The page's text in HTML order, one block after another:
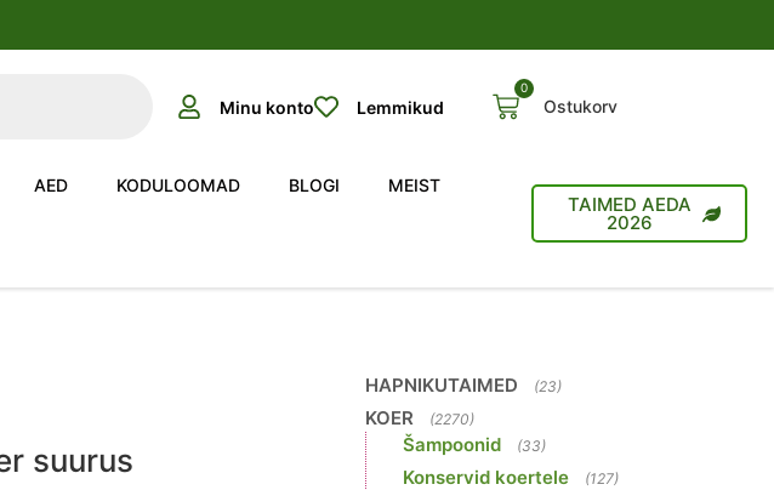
Minu konto Lemmikud
0
Ostukorv
AED KODULOOMAD BLOGI MEIST
TAIMED AEDA
2026
suurus
HAPNIKUTAIMED (23)
KOER (2270)
Šampoonid (33)
Konservid koertele (127)